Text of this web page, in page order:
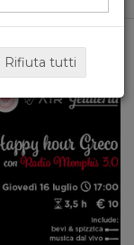
Rifiuta tutti